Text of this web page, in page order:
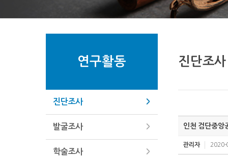
연구활동
진단조사
발굴조사
학술조사
진단조사
인천 검단중앙
관리자 2020-